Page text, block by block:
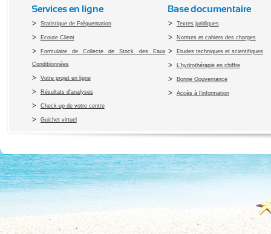
Services en ligne
Statistique de Fréquentation
Ecoute Client
Formulaire de Collecte de Stock des Eaux
Conditiionnées
Votre projet en ligne
Résultats d'analyses
Check-up de votre centre
Guichet virtuel
Base documentaire
Textes juridiques
Normes et cahiers des charges
Etudes techniques et scientifiques
L'hydrothérapie en chiffre
Bonne Gouvernance
Accès à l’information